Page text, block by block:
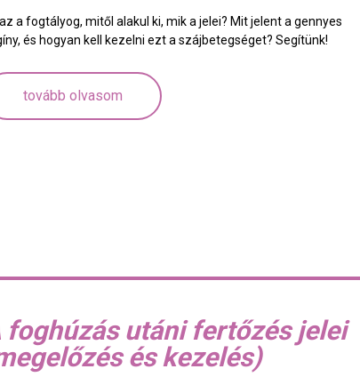
a fogtályog, mitől alakul ki, mik a jelei? Mit jelent a gennyes
és hogyan kell kezelni ezt a szájbetegséget? Segítünk!
tovább olvasom
foghúzás utáni fertőzés jelei
és kezelés)